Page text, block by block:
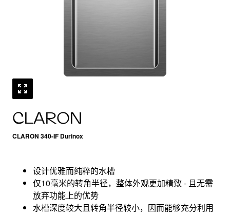
CLARON
CLARON 340-IF Durinox
/0
设计优雅而纯粹的水槽
仅10毫米的转角半径，整体外观更加精致 - 且无需
放弃功能上的优势
水槽深度较大且转角半径较小，因而能够充分利用